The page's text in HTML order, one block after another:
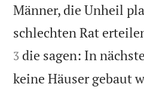
Männer, die Unheil
schlechten Rat
3 die sagen: In
keine Häuser gebaut